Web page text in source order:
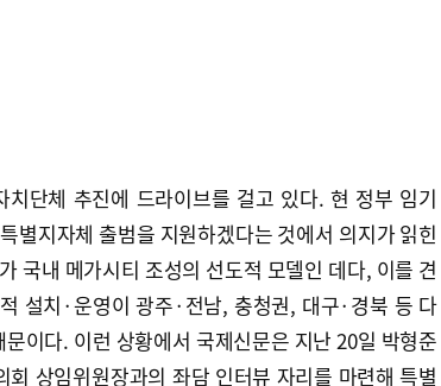
단체 추진에 드라이브를 걸고 있다. 현 정부 임기
별지자체 출범을 지원하겠다는 것에서 의지가 읽힌
국내 메가시티 조성의 선도적 모델인 데다, 이를 견
설치·운영이 광주·전남, 충청권, 대구·경북 등 다
이다. 이런 상황에서 국제신문은 지난 20일 박형준
상임위원장과의 좌담 인터뷰 자리를 마련해 특별